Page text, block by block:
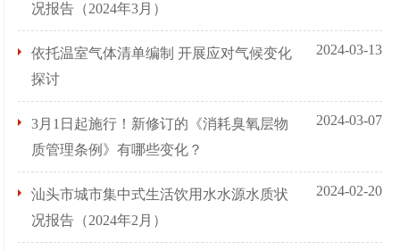
况报告（2024年3月）
依托温室气体清单编制 开展应对气候变化
探讨
2024-03-13
3月1日起施行！新修订的《消耗臭氧层物
质管理条例》有哪些变化？
2024-03-07
汕头市城市集中式生活饮用水水源水质状
况报告（2024年2月）
2024-02-20